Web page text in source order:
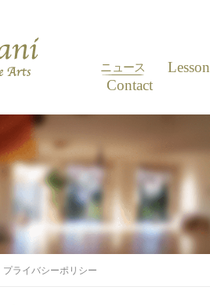
News
ニュース Lesson
Contact
プライバシーポリシー